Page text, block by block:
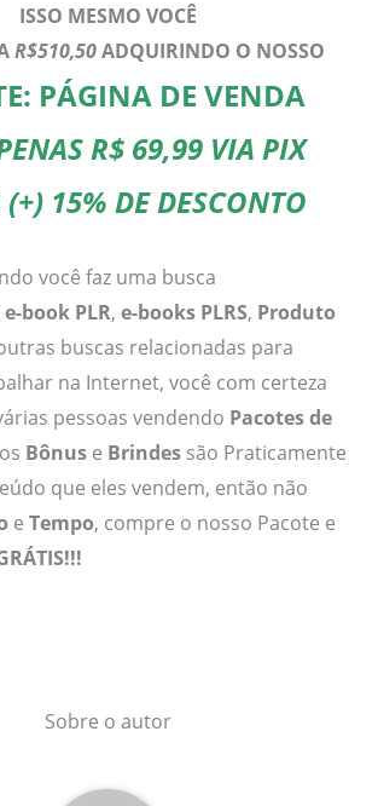
ISSO MESMO VOCÊ
R$510,50ADQUIRINDO O NOSSO
PÁGINA DE VENDA
R$ 69,99 VIA PIX
(+) 15% DE DESCONTO
você faz uma busca
e-book PLR, e-books PLRS, Produto
buscas relacionadas para
na Internet, você com certeza
pessoas vendendo Pacotes de
Bônuse Brindessão Praticamente
que eles vendem, então não
e Tempo, compre o nosso Pacote e
Sobre o autor